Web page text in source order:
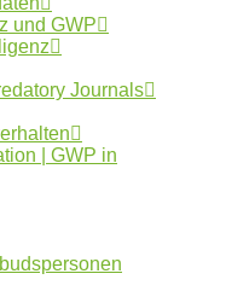
und GWP
Journals
| GWP in
regelmäßig
sind